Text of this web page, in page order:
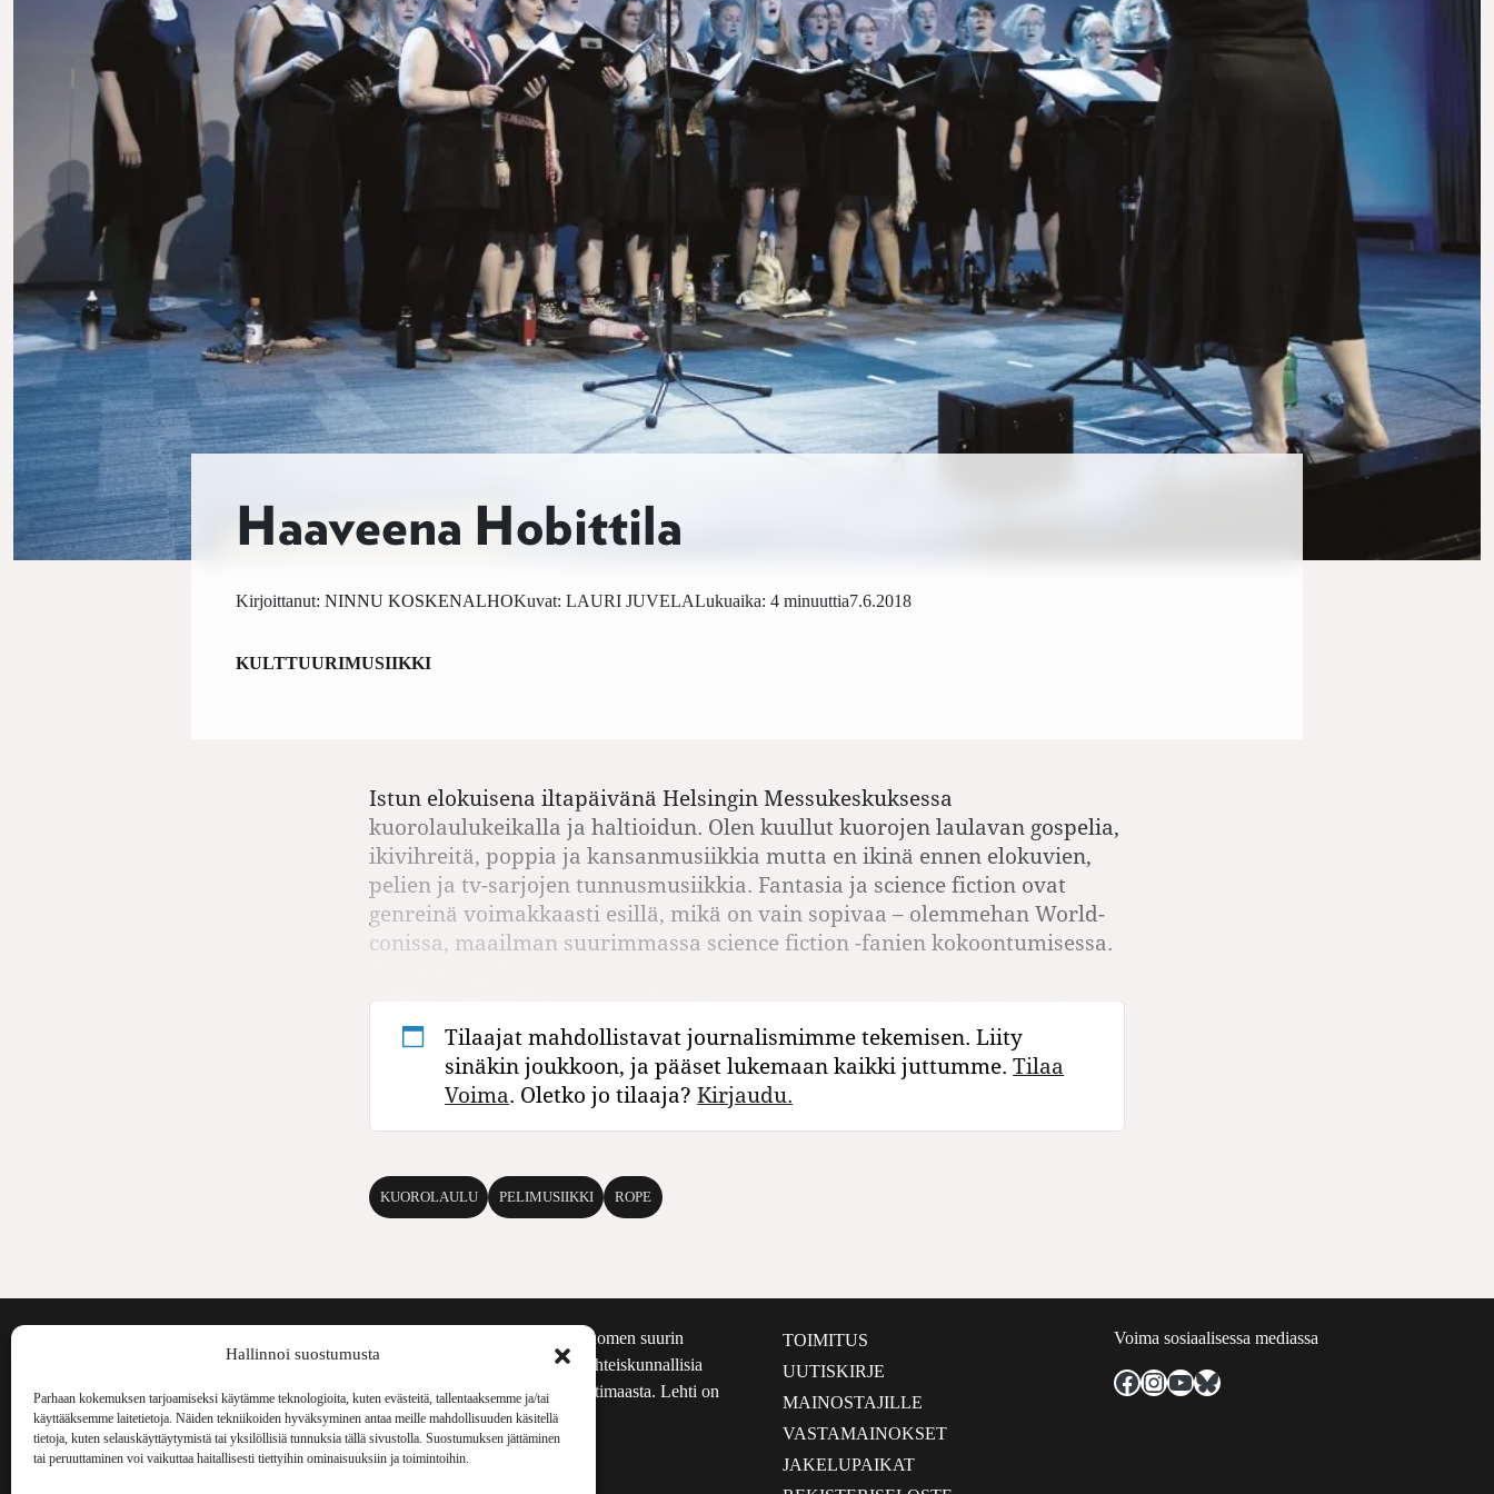
Hallinnoi suostumusta
Parhaan kokemuksen tarjoamiseksi käytämme teknologioita, kuten evästeitä, tallentaaksemme ja/tai
käyttääksemme laitetietoja. Näiden tekniikoiden hyväksyminen antaa meille mahdollisuuden käsitellä
tietoja, kuten selauskäyttäytymistä tai yksilöllisiä tunnuksia tällä sivustolla. Suostumuksen jättäminen
tai peruuttaminen voi vaikuttaa haitallisesti tiettyihin ominaisuuksiin ja toimintoihin.
Haaveena Hobittila
7.6.2018
Kirjoittanut: NINNU KOSKENALHOKuvat: LAURI JUVELALukuaika: 4 minuuttia
KULTTUURIMUSIIKKI
Istun elokuisena iltapäivänä Helsingin Messukeskuksessa
kuorolaulukeikalla ja haltioidun. Olen kuullut kuorojen laulavan gospelia,
ikivihreitä, poppia ja kansanmusiikkia mutta en ikinä ennen elokuvien,
pelien ja tv-sarjojen tunnusmusiikkia. Fantasia ja science fiction ovat
genreinä voimakkaasti esillä, mikä on vain sopivaa – olemmehan World­
conissa, maailman suurimmassa ­science fiction -fanien kokoontumisessa.
Tilaajat mahdollistavat journalismimme tekemisen. Liity
sinäkin joukkoon, ja pääset lukemaan kaikki juttumme.Tilaa
Voima. Oletko jo tilaaja?Kirjaudu.
KUOROLAULU PELIMUSIIKKI ROPE
Voima Kustannus
Vellamonkatu 30 B 3 krs.
00550 Helsinki
Voima on painosmäärältään Suomen suurin
kulttuurilehti. Se nostaa esiin yhteiskunnallisia
aiheita niin maailmalta kuin kotimaasta. Lehti on
ilmestynyt vuodesta 1999.
TOIMITUS
UUTISKIRJE
MAINOSTAJILLE
VASTAMAINOKSET
JAKELUPAIKAT
Voima sosiaalisessa mediassa
Facebook
Instagram
YouTube
Bluesky